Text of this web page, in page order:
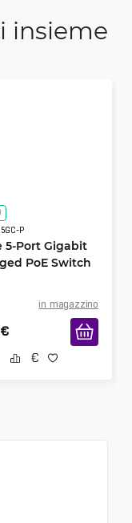
insieme
P
5-Port Gigabit
PoE Switch
in magazzino
€